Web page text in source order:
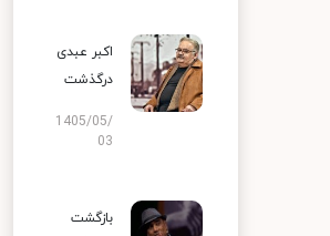
اکبر عبدی
درگذشت
1405/05/
03
بازگشت